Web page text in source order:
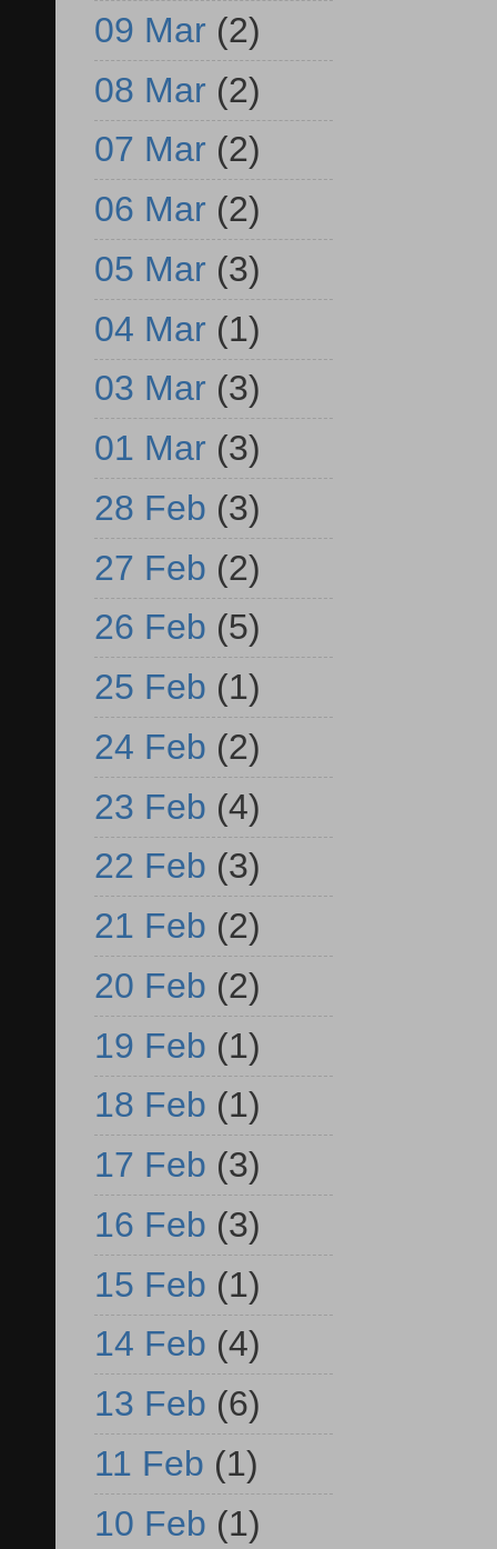
09 Mar (2)
08 Mar (2)
07 Mar (2)
06 Mar (2)
05 Mar (3)
04 Mar (1)
03 Mar (3)
01 Mar (3)
28 Feb (3)
27 Feb (2)
26 Feb (5)
25 Feb (1)
24 Feb (2)
23 Feb (4)
22 Feb (3)
21 Feb (2)
20 Feb (2)
19 Feb (1)
18 Feb (1)
17 Feb (3)
16 Feb (3)
15 Feb (1)
14 Feb (4)
13 Feb (6)
11 Feb (1)
10 Feb (1)